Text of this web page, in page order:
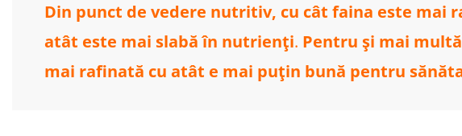
Din punct de vedere nutritiv, cu cât faina este mai
atât este mai slabă în nutrienți. Pentru și mai
mai rafinată cu atât e mai puțin bună pentru